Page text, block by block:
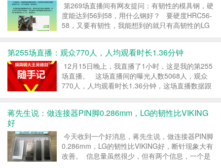
第269场直播间有网友提问：有韧性的模具钢，硬
度能达到56到58，用什么钢好？ 要硬度HRC56-
58，又要有韧性，我能想到的就只有高韧性的LG
第255场直播：观众770人，人均观看时长1.36分钟
12月15日晚上，我直播了1小时，这是我的第255
场直播。 这场直播间的曝光人数5068人，观众
770人，人均观看时长1.36分钟，这场直播数据跟
蒋先生说：做连接器PIN脚0.286mm，LG的韧性比VIKING
好
今天收到一个好消息，蒋先生说，做连接器PIN脚
0.286mm，LG的韧性比VIKING好，断针现象大有
改善。 信息量虽然很少，但有两个信息，一个是